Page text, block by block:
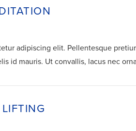
adipiscing elit. Pellentesque
id mauris. Ut convallis, lacus nec